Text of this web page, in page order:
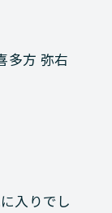
多方 弥右
入りでし